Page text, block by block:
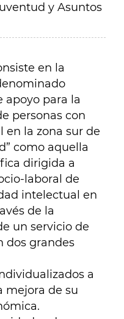
y Asuntos
en la
apoyo para la
personas con
la zona sur de
como aquella
dirigida a
laboral de
intelectual en
de la
un servicio de
dos grandes
a
mejora de su